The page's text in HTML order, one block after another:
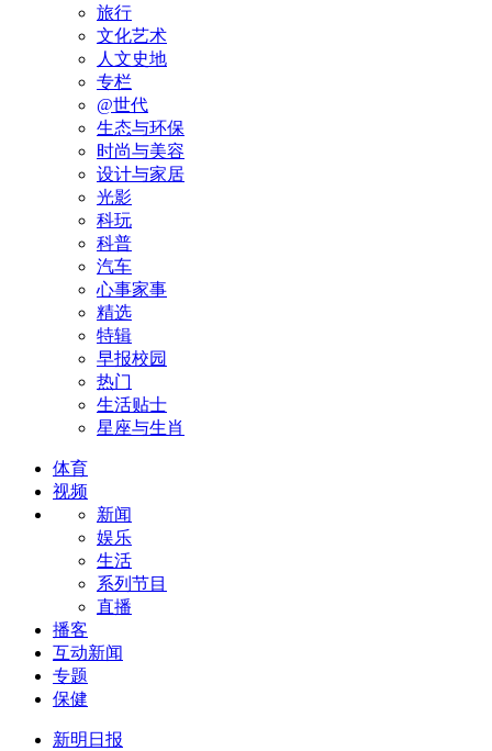
旅行
文化艺术
人文史地
专栏
@世代
生态与环保
时尚与美容
设计与家居
光影
科玩
科普
汽车
心事家事
精选
特辑
早报校园
热门
生活贴士
星座与生肖
体育
视频
新闻
娱乐
生活
系列节目
直播
播客
互动新闻
专题
保健
新明日报